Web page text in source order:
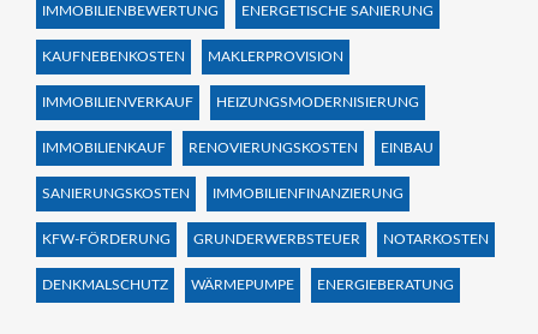
IMMOBILIENBEWERTUNG ENERGETISCHE SANIERUNG
KAUFNEBENKOSTEN MAKLERPROVISION
IMMOBILIENVERKAUF HEIZUNGSMODERNISIERUNG
IMMOBILIENKAUF RENOVIERUNGSKOSTEN EINBAU
SANIERUNGSKOSTEN IMMOBILIENFINANZIERUNG
KFW-FÖRDERUNG GRUNDERWERBSTEUER NOTARKOSTEN
DENKMALSCHUTZ WÄRMEPUMPE ENERGIEBERATUNG